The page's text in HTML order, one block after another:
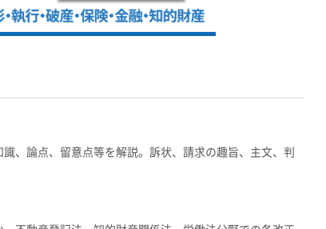
、論点、留意点等を解説。訴状、請求の趣旨、主文、判